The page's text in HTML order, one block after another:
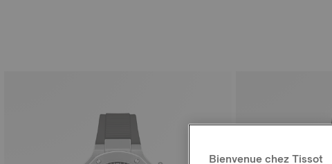
Bienvenue chez Tissot